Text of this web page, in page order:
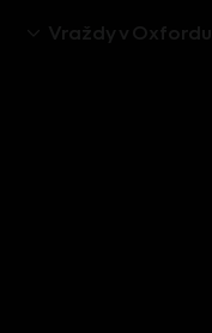
Vraždy v Oxfordu